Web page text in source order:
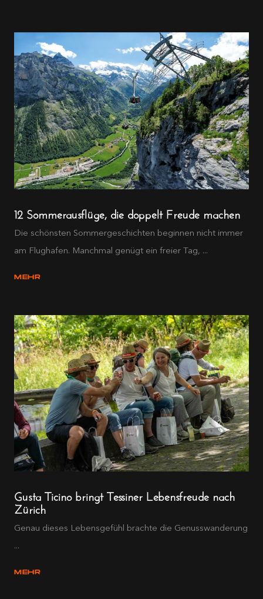
12 Sommerausflüge, die doppelt Freude machen
Die schönsten Sommergeschichten beginnen nicht immer
am Flughafen. Manchmal genügt ein freier Tag, ...
MEHR
Gusta Ticino bringt Tessiner Lebensfreude nach
Zürich
Genau dieses Lebensgefühl brachte die Genusswanderung
...
MEHR